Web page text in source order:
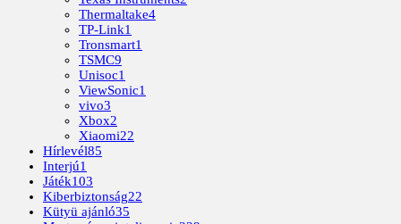
Thermaltake4
TP-Link1
Tronsmart1
TSMC9
Unisoc1
ViewSonic1
vivo3
Xbox2
Xiaomi22
Hírlevél85
Interjú1
Játék103
Kiberbiztonság22
Kütyü ajánló35